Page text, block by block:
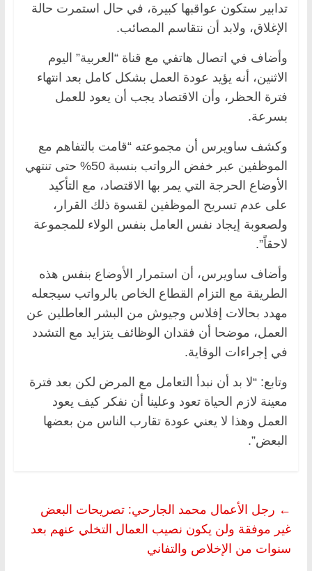
تدابير ستكون عواقبها كبيرة، في حال استمرت حالة
الإغلاق، ولابد أن نتقاسم المصائب.
وأضاف في اتصال هاتفي مع قناة “العربية” اليوم
الاثنين، أنه يؤيد عودة العمل بشكل كامل بعد انتهاء
فترة الحظر، وأن الاقتصاد يجب أن يعود للعمل
بسرعة.
وكشف ساويرس أن مجموعته “قامت بالتفاهم مع
الموظفين عبر خفض الرواتب بنسبة 50% حتى تنتهي
الأوضاع الحرجة التي يمر بها الاقتصاد، مع التأكيد
على عدم تسريح الموظفين لقسوة ذلك القرار،
ولصعوبة إيجاد نفس العامل بنفس الولاء للمجموعة
لاحقاً”.
وأضاف ساويرس، أن استمرار الأوضاع بنفس هذه
الطريقة مع التزام القطاع الخاص بالرواتب سيجعله
مهدد بحالات إفلاس وجيوش من البشر العاطلين عن
العمل، موضحا أن فقدان الوظائف يتزايد مع التشدد
في إجراءات الوقاية.
وتابع: “لا بد أن نبدأ التعامل مع المرض لكن بعد فترة
معينة لازم الحياة تعود وعلينا أن نفكر كيف يعود
العمل وهذا لا يعني عودة تقارب الناس من بعضها
البعض”.
← رجل الأعمال محمد الجارحي: تصريحات البعض
غير موفقة ولن يكون نصيب العمال التخلي عنهم بعد
سنوات من الإخلاص والتفاني